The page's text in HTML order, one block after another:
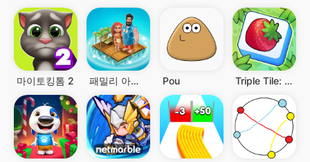
마이토킹톰 2 패밀리 아일랜드 - 농장모험게임 Pou Triple Tile: 트리플 타일: 퍼즐 게임 맞추기